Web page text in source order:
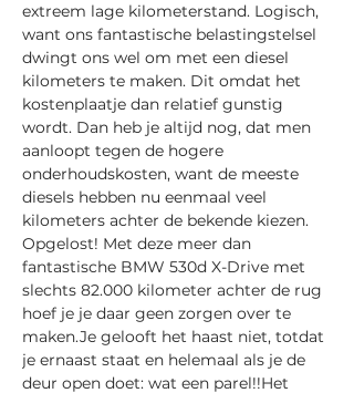
extreem lage kilometerstand. Logisch,
want ons fantastische belastingstelsel
dwingt ons wel om met een diesel
kilometers te maken. Dit omdat het
kostenplaatje dan relatief gunstig
wordt. Dan heb je altijd nog, dat men
aanloopt tegen de hogere
onderhoudskosten, want de meeste
diesels hebben nu eenmaal veel
kilometers achter de bekende kiezen.
Opgelost! Met deze meer dan
fantastische BMW 530d X-Drive met
slechts 82.000 kilometer achter de rug
hoef je je daar geen zorgen over te
maken.Je gelooft het haast niet, totdat
je ernaast staat en helemaal als je de
deur open doet: wat een parel!!Het